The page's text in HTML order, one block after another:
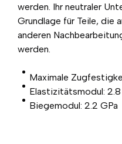
werden. Ihr neutraler
Grundlage für Teile, die
anderen
werden.
Maximale
Elastizitätsmodul: 2.8
Biegemodul: 2.2 GPa